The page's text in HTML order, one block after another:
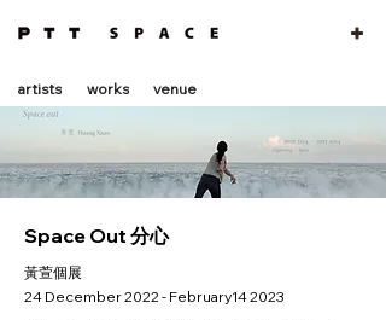
artists works venue
Space Out 分心
黃萱個展
24 December 2022 - February14 2023